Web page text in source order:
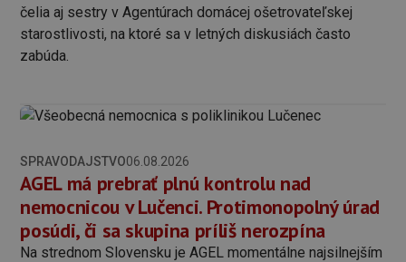
čelia aj sestry v Agentúrach domácej ošetrovateľskej
starostlivosti, na ktoré sa v letných diskusiách často
zabúda.
SPRAVODAJSTVO06.08.2026
AGEL má prebrať plnú kontrolu nad
nemocnicou v Lučenci. Protimonopolný úrad
posúdi, či sa skupina príliš nerozpína
Na strednom Slovensku je AGEL momentálne najsilnejším